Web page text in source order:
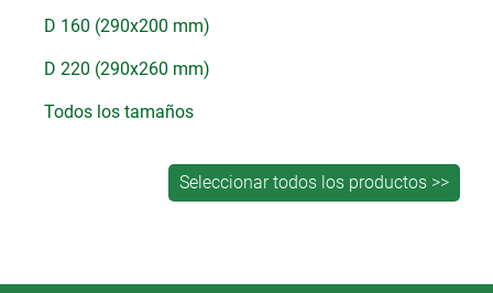
D 160 (290x200 mm)
D 220 (290x260 mm)
Todos los tamaños